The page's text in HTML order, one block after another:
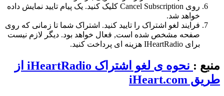
روی Cancel Subscription کلیک کنید. یک پیام تایید نمایش داده
خواهد شد.
فرایند لغو اشتراک را تایید کنید. اشتراک شما تا زمانی که روی
صفحه مشخص شده است, فعال خواهد بود. دیگر لازم نیست
برای IHeartRadio هزینه ای پرداخت کنید.
منبع :
نحوه ی لغو اشتراک iHeartRadio از
طریق iHeart.com